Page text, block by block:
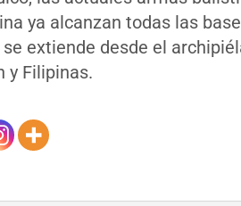
ya alcanzan todas las
extiende desde el
y Filipinas.